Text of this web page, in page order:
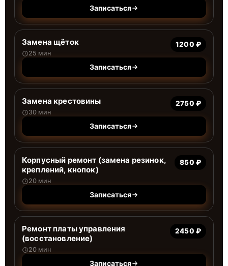
Записаться
Замена щёток
25 мин
1200 ₽
Записаться
Замена крестовины
30 мин
2750 ₽
Записаться
Корпусный ремонт (замена резинок,
креплений, кнопок)
20 мин
850 ₽
Записаться
Ремонт платы управления
(восстановление)
20 мин
2450 ₽
Записаться